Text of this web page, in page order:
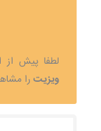
لطفا پیش از
ویزیت را